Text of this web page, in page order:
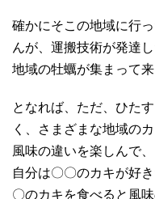
確かにそこの地域に行
んが、運搬技術が発達
地域の牡蠣が集まって来
となれば、ただ、ひた
く、さまざまな地域の
風味の違いを楽しんで、
自分は〇〇のカキが好
〇のカキを食べると風